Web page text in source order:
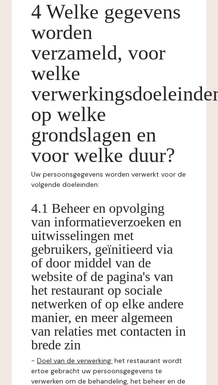
4 Welke gegevens
worden
verzameld, voor
welke
op welke
grondslagen en
voor welke duur?
Uw persoonsgegevens worden verwerkt voor de
volgende doeleinden:
4.1 Beheer en opvolging
van informatieverzoeken en
uitwisselingen met
gebruikers, geïnitieerd via
of door middel van de
website of de pagina's van
het restaurant op sociale
netwerken of op elke andere
manier, en meer algemeen
van relaties met contacten in
brede zin
- Doel van de verwerking: het restaurant wordt
ertoe gebracht uw persoonsgegevens te
verwerken om de behandeling, het beheer en de